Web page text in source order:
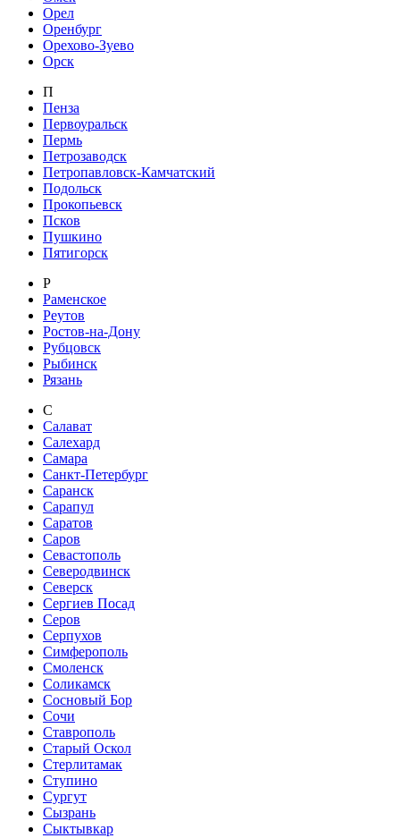
Орел
Оренбург
Орехово-Зуево
Орск
П
Пенза
Первоуральск
Пермь
Петрозаводск
Петропавловск-Камчатский
Подольск
Прокопьевск
Псков
Пушкино
Пятигорск
Р
Раменское
Реутов
Ростов-на-Дону
Рубцовск
Рыбинск
Рязань
С
Салават
Салехард
Самара
Санкт-Петербург
Саранск
Сарапул
Саратов
Саров
Севастополь
Северодвинск
Северск
Сергиев Посад
Серов
Серпухов
Симферополь
Смоленск
Соликамск
Сосновый Бор
Сочи
Ставрополь
Старый Оскол
Стерлитамак
Ступино
Сургут
Сызрань
Сыктывкар